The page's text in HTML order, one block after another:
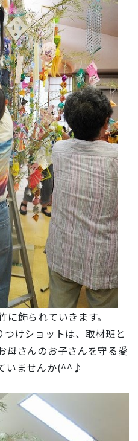
飾られていきます。
けショットは、取材班と
母さんのお子さんを守る愛
いませんか(^^♪